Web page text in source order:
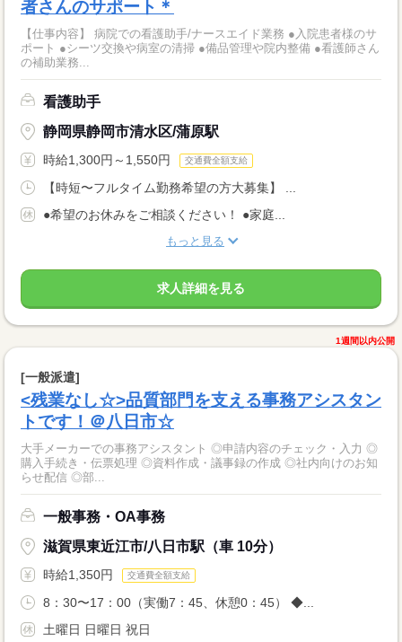
者さんのサポート＊
【仕事内容】 病院での看護助手/ナースエイド業務 ●入院患者様のサ
ポート ●シーツ交換や病室の清掃 ●備品管理や院内整備 ●看護師さん
の補助業務...
看護助手
静岡県静岡市清水区/蒲原駅
時給1,300円～1,550円 交通費全額支給
【時短〜フルタイム勤務希望の方大募集】 ...
●希望のお休みをご相談ください！ ●家庭...
もっと見る
求人詳細を見る
1週間以内公開
[一般派遣]
<残業なし☆>品質部門を支える事務アシスタン
トです！＠八日市☆
大手メーカーでの事務アシスタント ◎申請内容のチェック・入力 ◎
購入手続き・伝票処理 ◎資料作成・議事録の作成 ◎社内向けのお知
らせ配信 ◎部...
一般事務・OA事務
滋賀県東近江市/八日市駅（車 10分）
時給1,350円 交通費全額支給
8：30〜17：00（実働7：45、休憩0：45） ◆...
土曜日 日曜日 祝日